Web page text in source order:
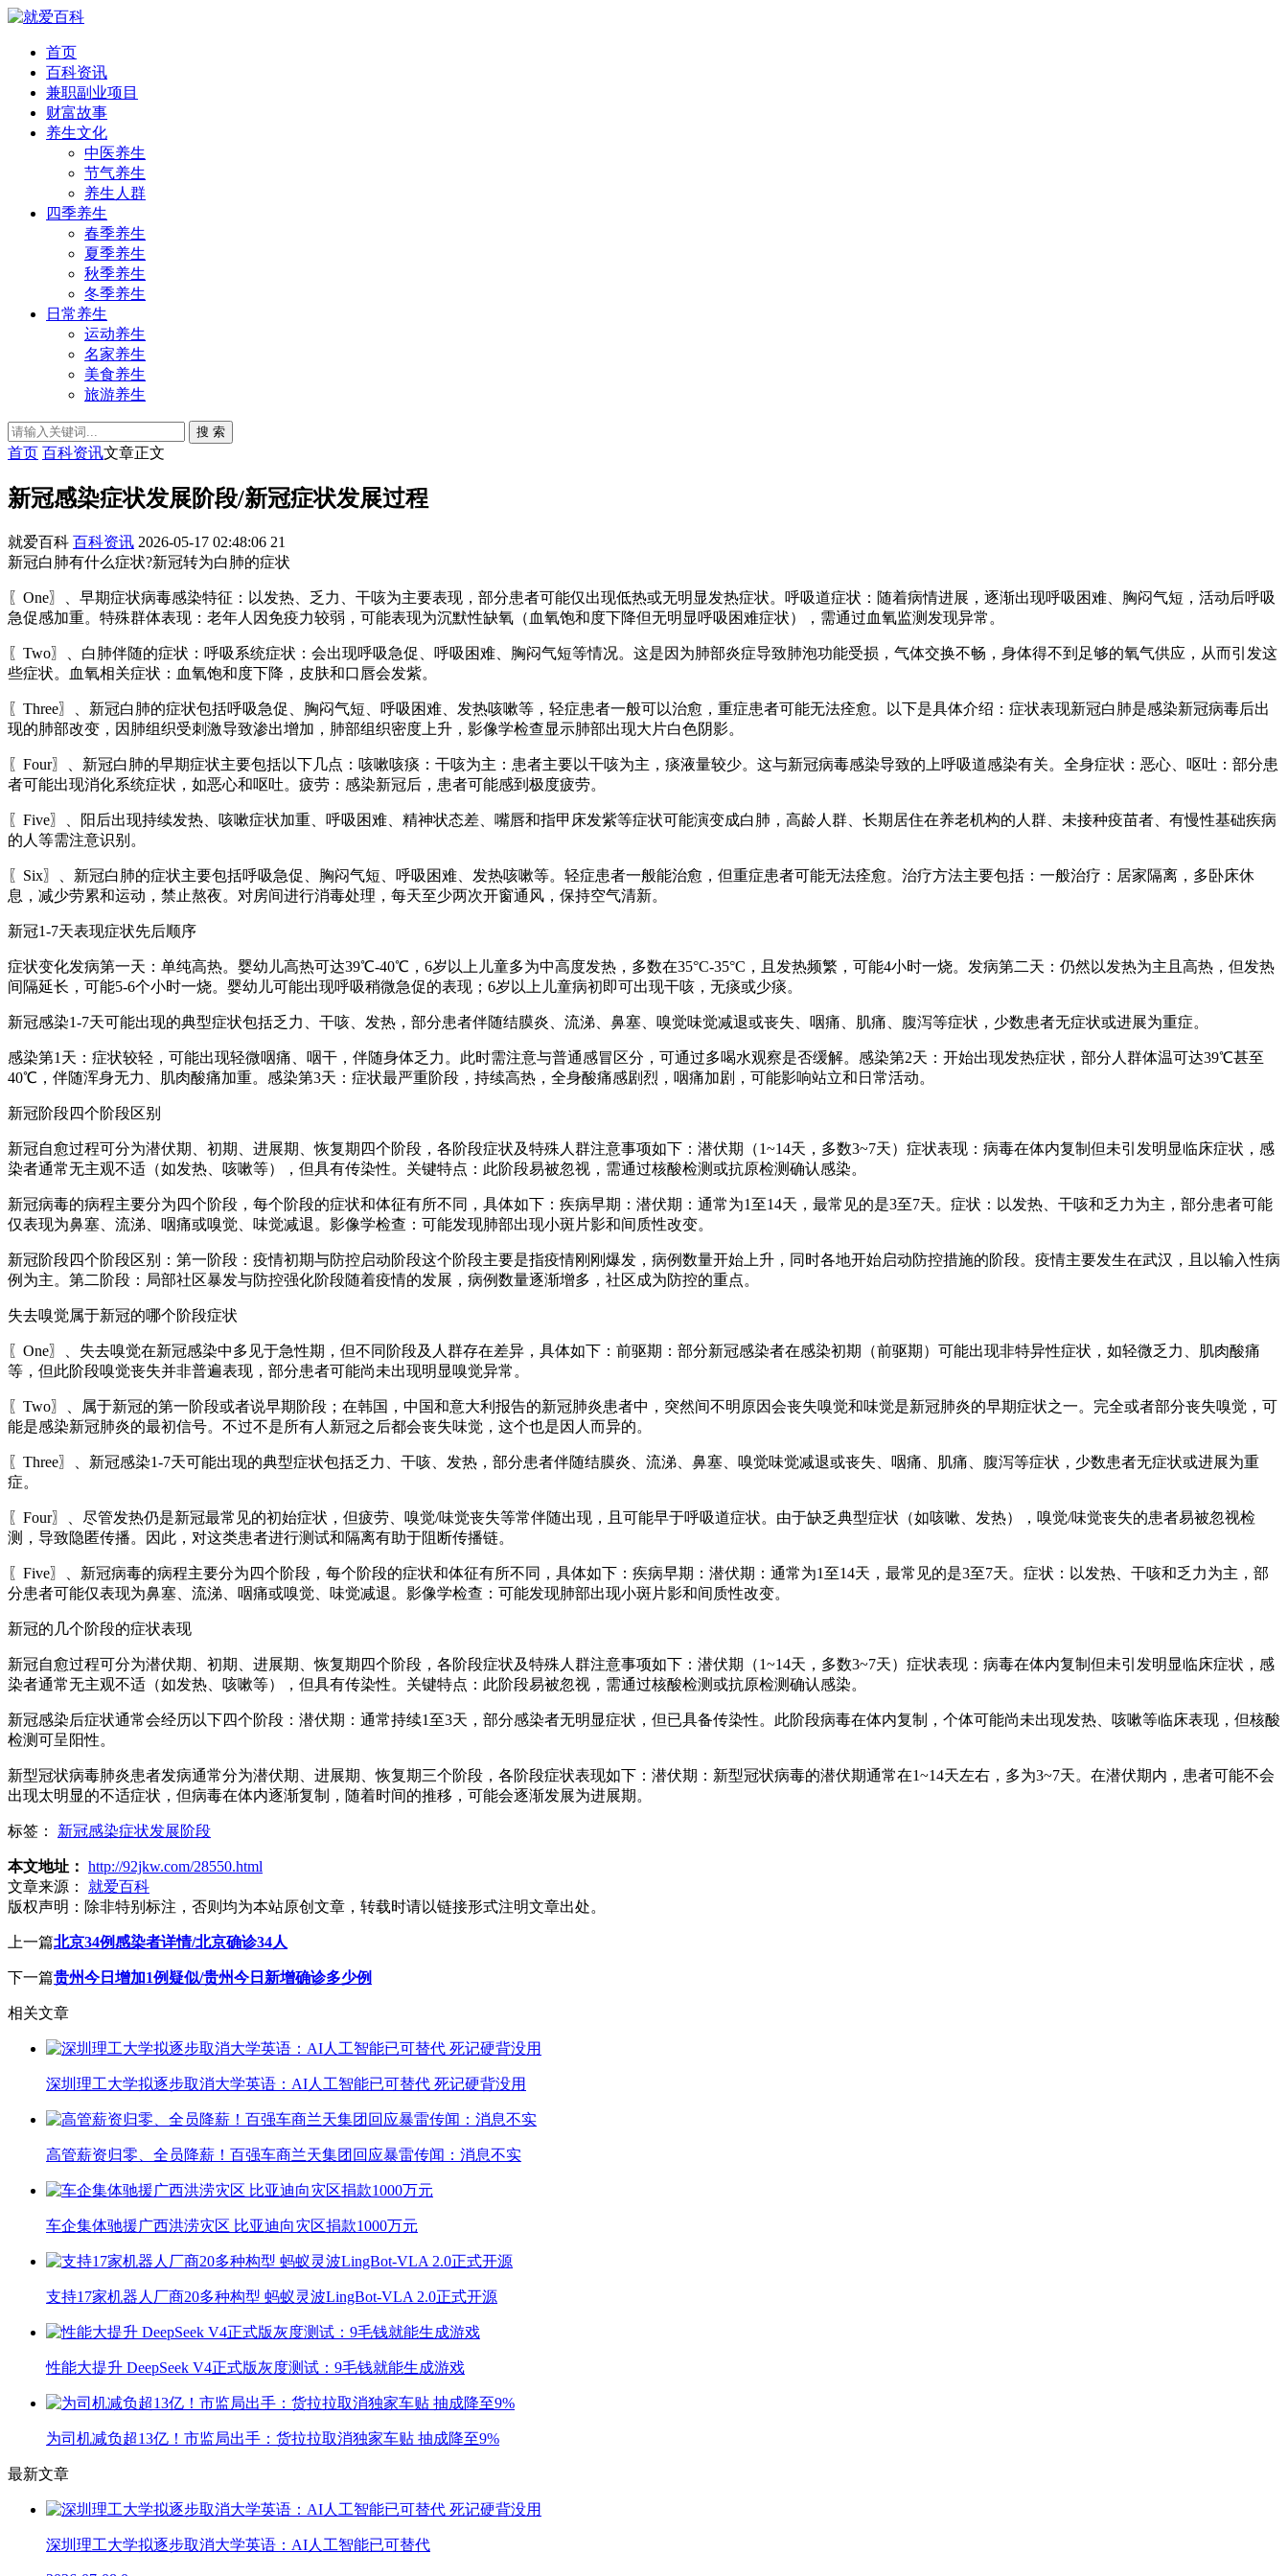
首页
百科资讯
兼职副业项目
财富故事
养生文化
中医养生
节气养生
养生人群
四季养生
春季养生
夏季养生
秋季养生
冬季养生
日常养生
运动养生
名家养生
美食养生
旅游养生
搜 索
首页 百科资讯文章正文
新冠感染症状发展阶段/新冠症状发展过程
就爱百科 百科资讯 2026-05-17 02:48:06 21
新冠白肺有什么症状?新冠转为白肺的症状
〖One〗、早期症状病毒感染特征：以发热、乏力、干咳为主要表现，部分患者可能仅出现低热或无明显发热症状。呼吸道症状：随着病情进展，逐渐出现呼吸困难、胸闷气短，活动后呼吸
急促感加重。特殊群体表现：老年人因免疫力较弱，可能表现为沉默性缺氧（血氧饱和度下降但无明显呼吸困难症状），需通过血氧监测发现异常。
〖Two〗、白肺伴随的症状：呼吸系统症状：会出现呼吸急促、呼吸困难、胸闷气短等情况。这是因为肺部炎症导致肺泡功能受损，气体交换不畅，身体得不到足够的氧气供应，从而引发这
些症状。血氧相关症状：血氧饱和度下降，皮肤和口唇会发紫。
〖Three〗、新冠白肺的症状包括呼吸急促、胸闷气短、呼吸困难、发热咳嗽等，轻症患者一般可以治愈，重症患者可能无法痊愈。以下是具体介绍：症状表现新冠白肺是感染新冠病毒后出
现的肺部改变，因肺组织受刺激导致渗出增加，肺部组织密度上升，影像学检查显示肺部出现大片白色阴影。
〖Four〗、新冠白肺的早期症状主要包括以下几点：咳嗽咳痰：干咳为主：患者主要以干咳为主，痰液量较少。这与新冠病毒感染导致的上呼吸道感染有关。全身症状：恶心、呕吐：部分患
者可能出现消化系统症状，如恶心和呕吐。疲劳：感染新冠后，患者可能感到极度疲劳。
〖Five〗、阳后出现持续发热、咳嗽症状加重、呼吸困难、精神状态差、嘴唇和指甲床发紫等症状可能演变成白肺，高龄人群、长期居住在养老机构的人群、未接种疫苗者、有慢性基础疾病
的人等需注意识别。
〖Six〗、新冠白肺的症状主要包括呼吸急促、胸闷气短、呼吸困难、发热咳嗽等。轻症患者一般能治愈，但重症患者可能无法痊愈。治疗方法主要包括：一般治疗：居家隔离，多卧床休
息，减少劳累和运动，禁止熬夜。对房间进行消毒处理，每天至少两次开窗通风，保持空气清新。
新冠1-7天表现症状先后顺序
症状变化发病第一天：单纯高热。婴幼儿高热可达39℃-40℃，6岁以上儿童多为中高度发热，多数在35°C-35°C，且发热频繁，可能4小时一烧。发病第二天：仍然以发热为主且高热，但发热
间隔延长，可能5-6个小时一烧。婴幼儿可能出现呼吸稍微急促的表现；6岁以上儿童病初即可出现干咳，无痰或少痰。
新冠感染1-7天可能出现的典型症状包括乏力、干咳、发热，部分患者伴随结膜炎、流涕、鼻塞、嗅觉味觉减退或丧失、咽痛、肌痛、腹泻等症状，少数患者无症状或进展为重症。
感染第1天：症状较轻，可能出现轻微咽痛、咽干，伴随身体乏力。此时需注意与普通感冒区分，可通过多喝水观察是否缓解。感染第2天：开始出现发热症状，部分人群体温可达39℃甚至
40℃，伴随浑身无力、肌肉酸痛加重。感染第3天：症状最严重阶段，持续高热，全身酸痛感剧烈，咽痛加剧，可能影响站立和日常活动。
新冠阶段四个阶段区别
新冠自愈过程可分为潜伏期、初期、进展期、恢复期四个阶段，各阶段症状及特殊人群注意事项如下：潜伏期（1~14天，多数3~7天）症状表现：病毒在体内复制但未引发明显临床症状，感
染者通常无主观不适（如发热、咳嗽等），但具有传染性。关键特点：此阶段易被忽视，需通过核酸检测或抗原检测确认感染。
新冠病毒的病程主要分为四个阶段，每个阶段的症状和体征有所不同，具体如下：疾病早期：潜伏期：通常为1至14天，最常见的是3至7天。症状：以发热、干咳和乏力为主，部分患者可能
仅表现为鼻塞、流涕、咽痛或嗅觉、味觉减退。影像学检查：可能发现肺部出现小斑片影和间质性改变。
新冠阶段四个阶段区别：第一阶段：疫情初期与防控启动阶段这个阶段主要是指疫情刚刚爆发，病例数量开始上升，同时各地开始启动防控措施的阶段。疫情主要发生在武汉，且以输入性病
例为主。第二阶段：局部社区暴发与防控强化阶段随着疫情的发展，病例数量逐渐增多，社区成为防控的重点。
失去嗅觉属于新冠的哪个阶段症状
〖One〗、失去嗅觉在新冠感染中多见于急性期，但不同阶段及人群存在差异，具体如下：前驱期：部分新冠感染者在感染初期（前驱期）可能出现非特异性症状，如轻微乏力、肌肉酸痛
等，但此阶段嗅觉丧失并非普遍表现，部分患者可能尚未出现明显嗅觉异常。
〖Two〗、属于新冠的第一阶段或者说早期阶段；在韩国，中国和意大利报告的新冠肺炎患者中，突然间不明原因会丧失嗅觉和味觉是新冠肺炎的早期症状之一。完全或者部分丧失嗅觉，可
能是感染新冠肺炎的最初信号。不过不是所有人新冠之后都会丧失味觉，这个也是因人而异的。
〖Three〗、新冠感染1-7天可能出现的典型症状包括乏力、干咳、发热，部分患者伴随结膜炎、流涕、鼻塞、嗅觉味觉减退或丧失、咽痛、肌痛、腹泻等症状，少数患者无症状或进展为重
症。
〖Four〗、尽管发热仍是新冠最常见的初始症状，但疲劳、嗅觉/味觉丧失等常伴随出现，且可能早于呼吸道症状。由于缺乏典型症状（如咳嗽、发热），嗅觉/味觉丧失的患者易被忽视检
测，导致隐匿传播。因此，对这类患者进行测试和隔离有助于阻断传播链。
〖Five〗、新冠病毒的病程主要分为四个阶段，每个阶段的症状和体征有所不同，具体如下：疾病早期：潜伏期：通常为1至14天，最常见的是3至7天。症状：以发热、干咳和乏力为主，部
分患者可能仅表现为鼻塞、流涕、咽痛或嗅觉、味觉减退。影像学检查：可能发现肺部出现小斑片影和间质性改变。
新冠的几个阶段的症状表现
新冠自愈过程可分为潜伏期、初期、进展期、恢复期四个阶段，各阶段症状及特殊人群注意事项如下：潜伏期（1~14天，多数3~7天）症状表现：病毒在体内复制但未引发明显临床症状，感
染者通常无主观不适（如发热、咳嗽等），但具有传染性。关键特点：此阶段易被忽视，需通过核酸检测或抗原检测确认感染。
新冠感染后症状通常会经历以下四个阶段：潜伏期：通常持续1至3天，部分感染者无明显症状，但已具备传染性。此阶段病毒在体内复制，个体可能尚未出现发热、咳嗽等临床表现，但核酸
检测可呈阳性。
新型冠状病毒肺炎患者发病通常分为潜伏期、进展期、恢复期三个阶段，各阶段症状表现如下：潜伏期：新型冠状病毒的潜伏期通常在1~14天左右，多为3~7天。在潜伏期内，患者可能不会
出现太明显的不适症状，但病毒在体内逐渐复制，随着时间的推移，可能会逐渐发展为进展期。
标签： 新冠感染症状发展阶段
本文地址： http://92jkw.com/28550.html
文章来源：
就爱百科
版权声明： 除非特别标注，否则均为本站原创文章，转载时请以链接形式注明文章出处。
上一篇北京34例感染者详情/北京确诊34人
下一篇贵州今日增加1例疑似/贵州今日新增确诊多少例
相关文章
深圳理工大学拟逐步取消大学英语：AI人工智能已可替代 死记硬背没用
高管薪资归零、全员降薪！百强车商兰天集团回应暴雷传闻：消息不实
车企集体驰援广西洪涝灾区 比亚迪向灾区捐款1000万元
支持17家机器人厂商20多种构型 蚂蚁灵波LingBot-VLA 2.0正式开源
性能大提升 DeepSeek V4正式版灰度测试：9毛钱就能生成游戏
为司机减负超13亿！市监局出手：货拉拉取消独家车贴 抽成降至9%
最新文章
深圳理工大学拟逐步取消大学英语：AI人工智能已可替代